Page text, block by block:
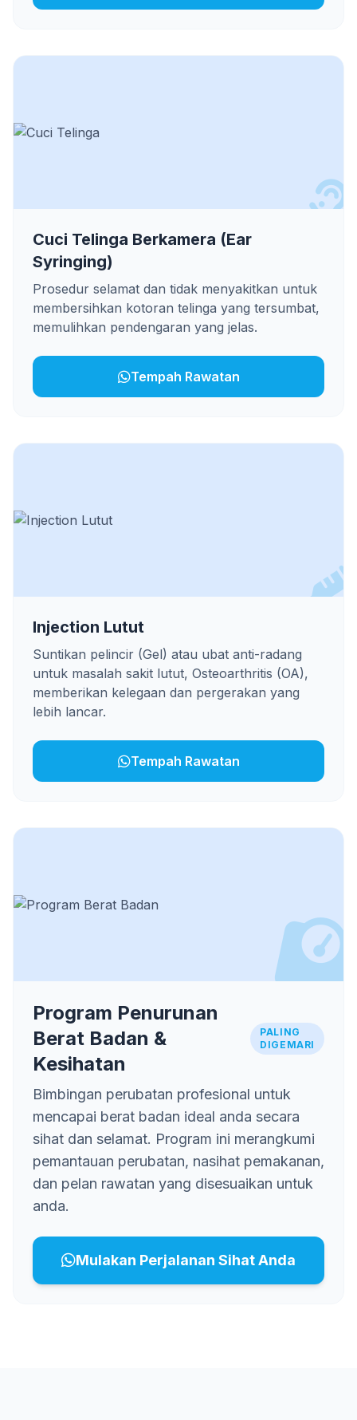
Cuci Telinga Berkamera (Ear
Syringing)
Prosedur selamat dan tidak menyakitkan untuk
membersihkan kotoran telinga yang tersumbat,
memulihkan pendengaran yang jelas.
Tempah Rawatan
Injection Lutut
Suntikan pelincir (Gel) atau ubat anti-radang
untuk masalah sakit lutut, Osteoarthritis (OA),
memberikan kelegaan dan pergerakan yang
lebih lancar.
Tempah Rawatan
Program Penurunan
Berat Badan &
Kesihatan
PALING
DIGEMARI
Bimbingan perubatan profesional untuk
mencapai berat badan ideal anda secara
sihat dan selamat. Program ini merangkumi
pemantauan perubatan, nasihat pemakanan,
dan pelan rawatan yang disesuaikan untuk
anda.
Mulakan Perjalanan Sihat Anda